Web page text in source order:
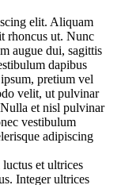
elit. Aliquam
rhoncus ut. Nunc
augue dui, sagittis
dapibus
pretium vel
velit, ut pulvinar
et nisl pulvinar
vestibulum
adipiscing
et ultrices
Integer ultrices